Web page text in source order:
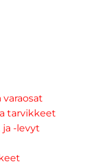
tarvikkeet
-levyt